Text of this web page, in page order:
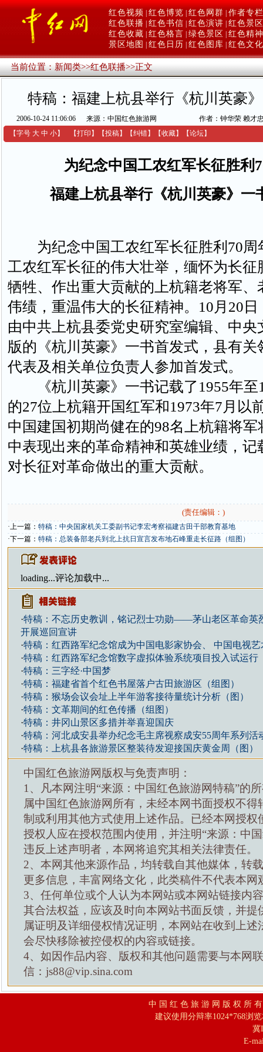
红色视频 红色博览 红色网群 作者专栏
红色联播 红色书信 红色演讲 红色景区
红色收藏 红色格言 绿色景区
红色精神
景区地图
红色日历 红色图库 红色文化
当前位置：新闻类>>红色联播>>正文
特稿：福建上杭县举行《杭川英豪
2006-10-24 11:06:06 来源：中国红色旅游网
作者：钟华荣 赖才
【字号 大 中 小】 【打印 】 【投稿】 【纠错】 【收藏】 【论坛】
为纪念中国工农红军长征胜利
福建上杭县举行《杭川英豪》一
为纪念中国工农红军长征胜利70周
工农红军长征的伟大壮举，缅怀为长征
牺牲、作出重大贡献的上杭籍老将军、
伟绩，重温伟大的长征精神。10月20
由中共上杭县委党史研究室编辑、中央
版的《杭川英豪》一书首发式，县有关
代表及相关单位负责人参加首发式。
《杭川英豪》一书记载了1955年至
的27位上杭籍开国红军和1973年7月以
中国建国初期尚健在的98名上杭籍将军
中表现出来的革命精神和英雄业绩，记
对长征对革命做出的重大贡献。
(责任编辑：)
·上一篇： 特稿：中央国家机关工委副书记李宏考察福建古田干部教育基地
·下一篇： 特稿：总装备部老兵到北上抗日宣言发布地石峰重走长征路（组图）
loading...评论加载中...
·特稿：不忘历史教训，铭记烈士功勋——茅山老区革命英
开展巡回宣讲
·特稿：红西路军纪念馆成为中国电影家协会、 中国电视
·特稿：红西路军纪念馆数字虚拟体验系统项目投入试运行
·特稿：三字经·中国梦
·特稿：福建省首个红色书屋落户古田旅游区（组图）
·特稿：猴场会议会址上半年游客接待量统计分析（图）
·特稿：文革期间的红色传播（组图）
·特稿：井冈山景区多措并举喜迎国庆
·特稿：河北成安县举办纪念毛主席视察成安55周年系列活
·特稿：上杭县各旅游景区整装待发迎接国庆黄金周（图）
中国红色旅游网版权与免责声明：
1、凡本网注明“来源：中国红色旅游网特稿”的
属中国红色旅游网所有，未经本网书面授权不得
制或利用其他方式使用上述作品。已经本网授权
授权人应在授权范围内使用，并注明“来源：中
违反上述声明者，本网将追究其相关法律责任。
2、本网其他来源作品，均转载自其他媒体，转
更多信息，丰富网络文化，此类稿件不代表本网
3、任何单位或个人认为本网站或本网站链接内
其合法权益，应该及时向本网站书面反馈，并提
属证明及详细侵权情况证明，本网站在收到上述
会尽快移除被控侵权的内容或链接。
4、如因作品内容、版权和其他问题需要与本网
信：js88@vip.sina.com
中 国 红 色 旅 游 网 版 权 所
建议使用分辩率1024*768浏
冀
E-